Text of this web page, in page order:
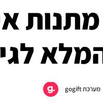
מערכת gogift